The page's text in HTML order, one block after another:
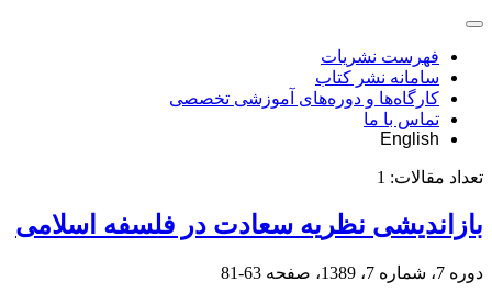
فهرست نشریات
سامانه نشر کتاب
کارگاه‌ها و دوره‌های آموزشی تخصصی
تماس با ما
English
تعداد مقالات: 1
بازاندیشی نظریه سعادت در فلسفه اسلامی
دوره 7، شماره 7، 1389، صفحه 63-81